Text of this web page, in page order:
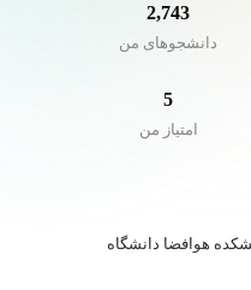
2,743
دانشجو‌های من
5
امتیاز من
هوافضا دانشگاه